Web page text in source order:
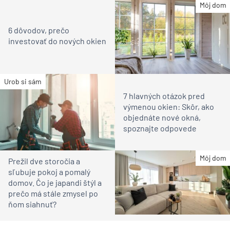
Môj dom
6 dôvodov, prečo
investovať do nových okien
Urob si sám
7 hlavných otázok pred
výmenou okien: Skôr, ako
objednáte nové okná,
spoznajte odpovede
Môj dom
Prežil dve storočia a
sľubuje pokoj a pomalý
domov. Čo je japandi štýl a
prečo má stále zmysel po
ňom siahnuť?